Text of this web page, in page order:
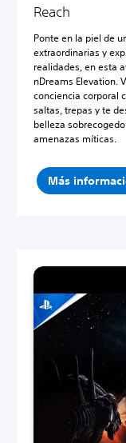
Reach
Ponte en la piel de
extraordinarias y
realidades, en esta
nDreams Elevation.
conciencia corporal
saltas, trepas y te
belleza
amenazas míticas.
Más